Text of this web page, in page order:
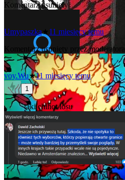
Komentarz usunięty
Umypaszka★ 11 miesięcy temu
Komentarz usunięty przez moderatora
voy.Wu★11 miesięcy temu
1
taki chihot losu